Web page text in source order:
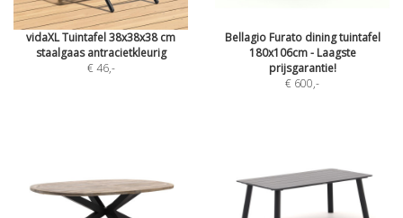
vidaXL Tuintafel 38x38x38 cm
staalgaas antracietkleurig
€ 46,-
Bellagio Furato dining tuintafel
180x106cm - Laagste
prijsgarantie!
€ 600,-